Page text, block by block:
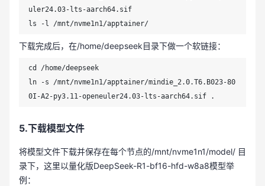
uler24.03-lts-aarch64.sif
ls -l /mnt/nvme1n1/apptainer/
下载完成后，在/home/deepseek目录下做一个软链接：
cd /home/deepseek
ln -s /mnt/nvme1n1/apptainer/mindie_2.0.T6.B023-80
0I-A2-py3.11-openeuler24.03-lts-aarch64.sif .
5.下载模型文件
将模型文件下载并保存在每个节点的/mnt/nvme1n1/model/ 目
录下，这里以量化版DeepSeek-R1-bf16-hfd-w8a8模型举
例：